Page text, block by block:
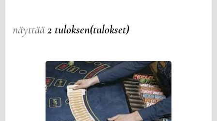
näyttää2 tuloksen(tulokset)